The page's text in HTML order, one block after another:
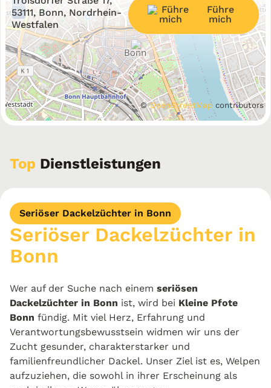
−
©OpenStreetMap contributors
53111, Bonn, Nordrhein-
Westfalen
Führe
mich
Top Dienstleistungen
Seriöser Dackelzüchter in Bonn
Seriöser Dackelzüchter in
Bonn
Wer auf der Suche nach einem seriösen
Dackelzüchter in Bonn ist, wird bei Kleine Pfote
Bonn fündig. Mit viel Herz, Erfahrung und
Verantwortungsbewusstsein widmen wir uns der
Zucht gesunder, charakterstarker und
familienfreundlicher Dackel. Unser Ziel ist es, Welpen
aufzuziehen, die sowohl in ihrer Erscheinung als